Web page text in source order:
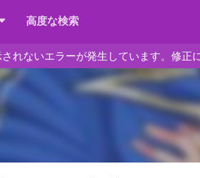
高度な検索
れないエラーが発生しています。修正